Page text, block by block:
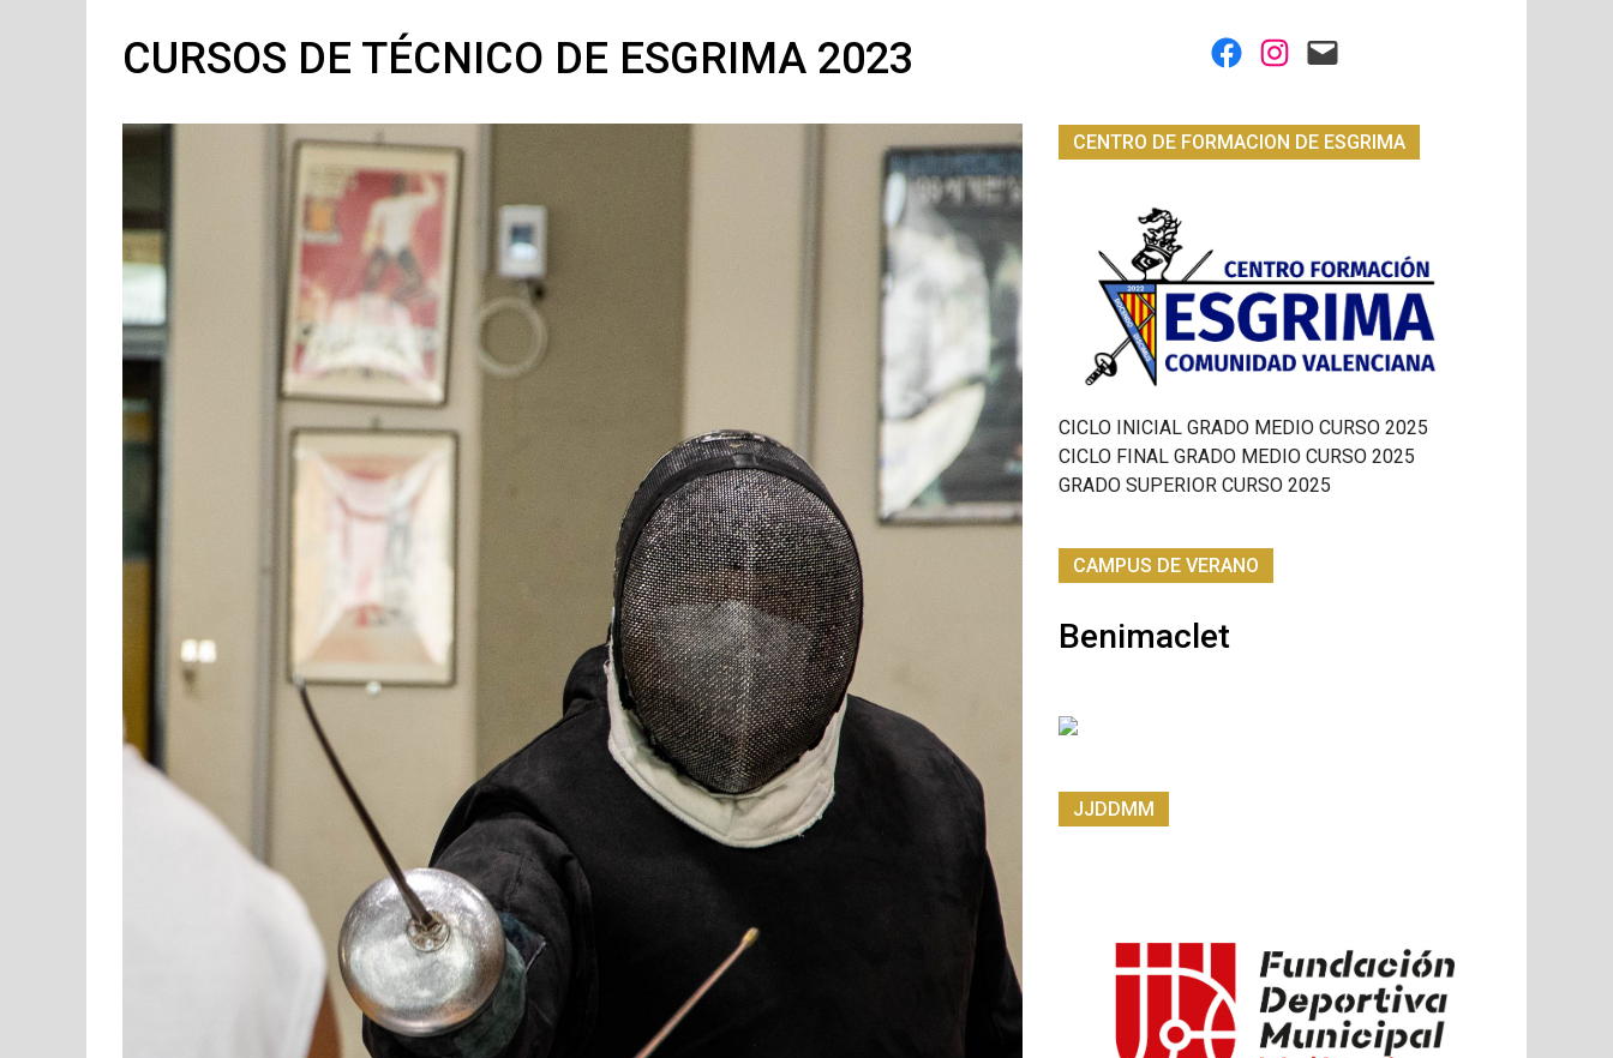
CURSOS DE TÉCNICO DE ESGRIMA 2023 Facebook
Instagram
Mail
CENTRO DE FORMACION DE ESGRIMA
CICLO INICIAL GRADO MEDIO CURSO 2025
CICLO FINAL GRADO MEDIO CURSO 2025
GRADO SUPERIOR CURSO 2025
CAMPUS DE VERANO
Benimaclet
JJDDMM